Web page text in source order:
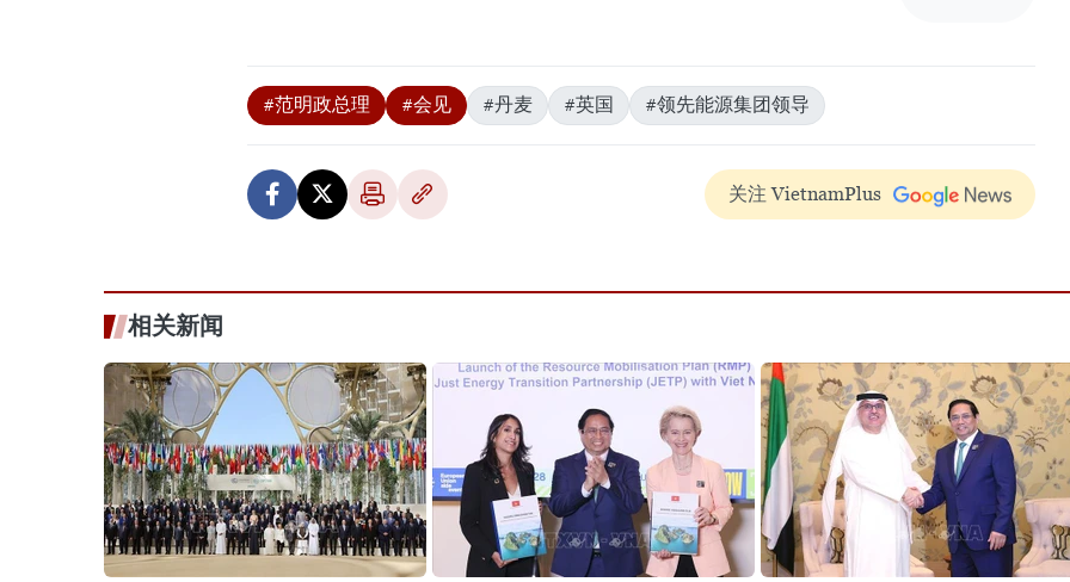
#范明政总理 #会见 #丹麦 #英国 #领先能源集团领导
关注 VietnamPlus
相关新闻